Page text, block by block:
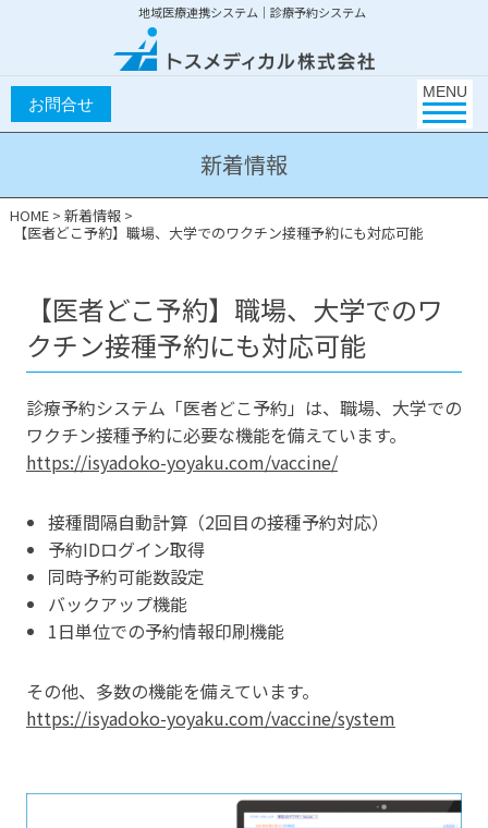
地域医療連携システム｜診療予約システム
Toggle
MENU
新着情報
HOME > 新着情報>
【医者どこ予約】職場、大学でのワクチン接種予約にも対応可能
【医者どこ予約】職場、大学でのワ
クチン接種予約にも対応可能
診療予約システム「医者どこ予約」は、職場、大学での
ワクチン接種予約に必要な機能を備えています。
https://isyadoko-yoyaku.com/vaccine/
接種間隔自動計算（2回目の接種予約対応）
予約IDログイン取得
同時予約可能数設定
バックアップ機能
1日単位での予約情報印刷機能
その他、多数の機能を備えています。
https://isyadoko-yoyaku.com/vaccine/system